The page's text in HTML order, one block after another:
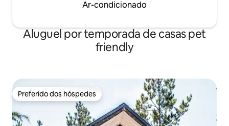
Ar-condicionado
Aluguel por temporada de casas pet
friendly
Preferido dos hóspedes
Preferido dos hóspedes